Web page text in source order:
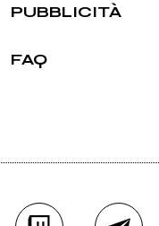
PUBBLICITÀ
FAQ